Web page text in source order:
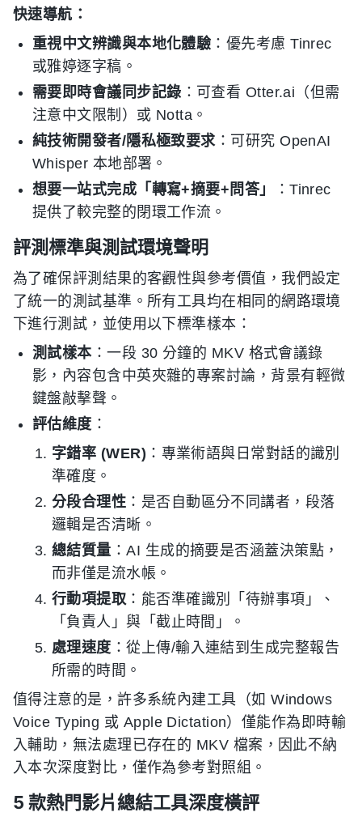
快速導航：
重視中文辨識與本地化體驗 ：優先考慮 Tinrec
或雅婷逐字稿。
需要即時會議同步記錄 ：可查看 Otter.ai（但需
注意中文限制）或 Notta。
純技術開發者/隱私極致要求：可研究 OpenAI
Whisper 本地部署。
想要一站式完成「轉寫+摘要+問答」
：Tinrec
提供了較完整的閉環工作流。
評測標準與測試環境聲明
為了確保評測結果的客觀性與參考價值，我們設定
了統一的測試基準。所有工具均在相同的網路環境
下進行測試，並使用以下標準樣本：
測試樣本 ：一段 30 分鐘的 MKV 格式會議錄
影，內容包含中英夾雜的專案討論，背景有輕微
鍵盤敲擊聲。
評估維度 ：
字錯率 (WER) ：專業術語與日常對話的識別
準確度。
分段合理性 ：是否自動區分不同講者，段落
邏輯是否清晰。
總結質量 ：AI 生成的摘要是否涵蓋決策點，
而非僅是流水帳。
行動項提取：能否準確識別「待辦事項」、
「負責人」與「截止時間」。
處理速度 ：從上傳/輸入連結到生成完整報告
所需的時間。
值得注意的是，許多系統內建工具（如 Windows
Voice Typing 或 Apple Dictation）僅能作為即時輸
入輔助，無法處理已存在的 MKV 檔案，因此不納
入本次深度對比，僅作為參考對照組。
5 款熱門影片總結工具深度橫評